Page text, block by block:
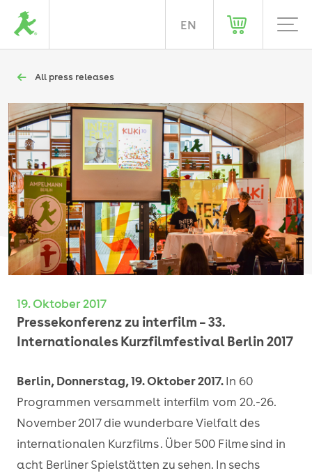
EN
All press releases
19. Oktober 2017
Pressekonferenz zu interfilm – 33.
Internationales Kurzfilmfestival Berlin 2017
Berlin, Donnerstag, 19. Oktober 2017.In 60
Programmen versammelt interfilm vom 20.-26.
November 2017 die wunderbare Vielfalt des
internationalen Kurzfilms . Über 500 Filme sind in
acht Berliner Spielstätten zu sehen. In sechs